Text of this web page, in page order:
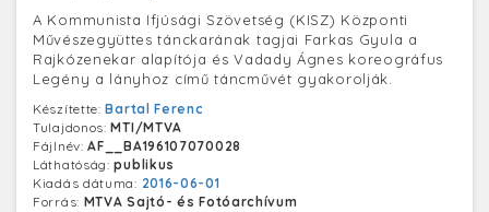
A Kommunista Ifjúsági Szövetség (KISZ) Központi
Művészegyüttes tánckarának tagjai Farkas Gyula a
Rajkózenekar alapítója és Vadady Ágnes koreográfus
Legény a lányhoz című táncművét gyakorolják.
Készítette:Bartal Ferenc
Tulajdonos:MTI/MTVA
Fájlnév:AF__BA196107070028
Láthatóság:publikus
Kiadás dátuma: 2016-06-01
Forrás: MTVA Sajtó- és Fotóarchívum